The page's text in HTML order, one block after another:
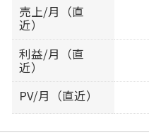
売上/月（直
近）
利益/月（直
近）
PV/月（直近）